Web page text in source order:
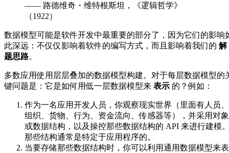
—— 路德维奇・维特根斯坦，《逻辑哲学》
（1922）
数据模型可能是软件开发中最重要的部分了，因为它们的影响
此深远：不仅仅影响着软件的编写方式，而且影响着我们的 解
题思路。
多数应用使用层层叠加的数据模型构建。对于每层数据模型的
键问题是：它是如何用低一层数据模型来 表示 的？例如：
作为一名应用开发人员，你观察现实世界（里面有人员、
组织、货物、行为、资金流向、传感器等），并采用对象
或数据结构，以及操控那些数据结构的 API 来进行建模
那些结构通常是特定于应用程序的。
当要存储那些数据结构时，你可以利用通用数据模型来表